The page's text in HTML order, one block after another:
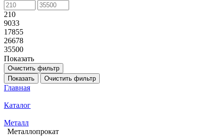
210
9033
17855
26678
35500
Показать
Очистить фильтр
Показать
Очистить фильтр
Главная
Каталог
Металл
Металлопрокат